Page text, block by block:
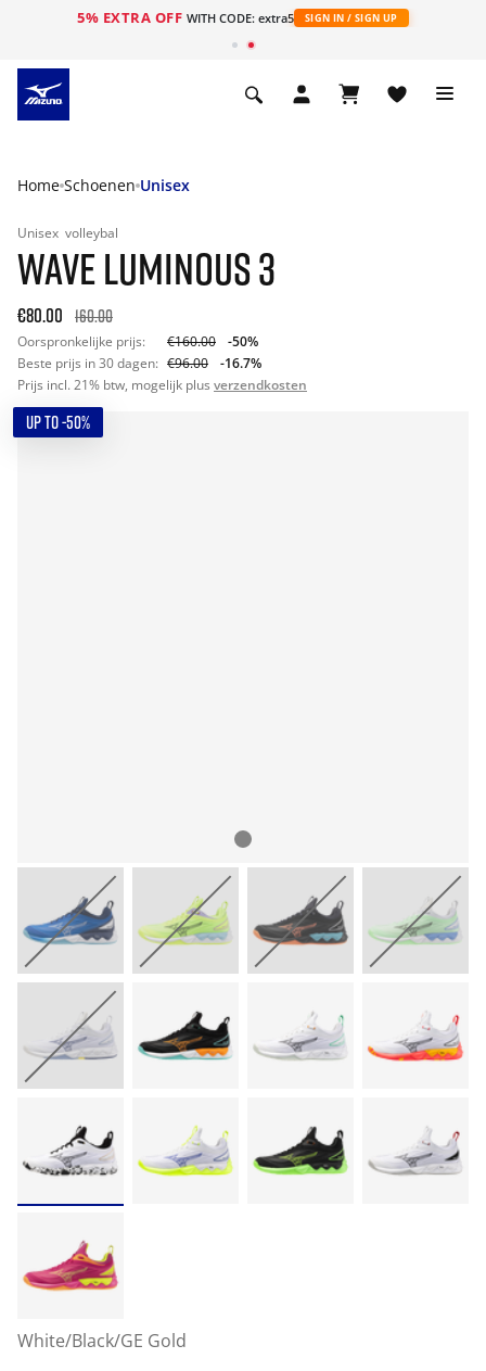
5% EXTRA OFF WITH CODE: extra5 SIGN IN / SIGN UP
Home Schoenen Unisex
Unisex volleybal
WAVE LUMINOUS 3
€80.00 160.00
Oorspronkelijke prijs: €160.00
-50%
Beste prijs in 30 dagen: €96.00
-16.7%
Prijs incl. 21% btw, mogelijk plus verzendkosten
UP TO -50%
White/Black/GE Gold